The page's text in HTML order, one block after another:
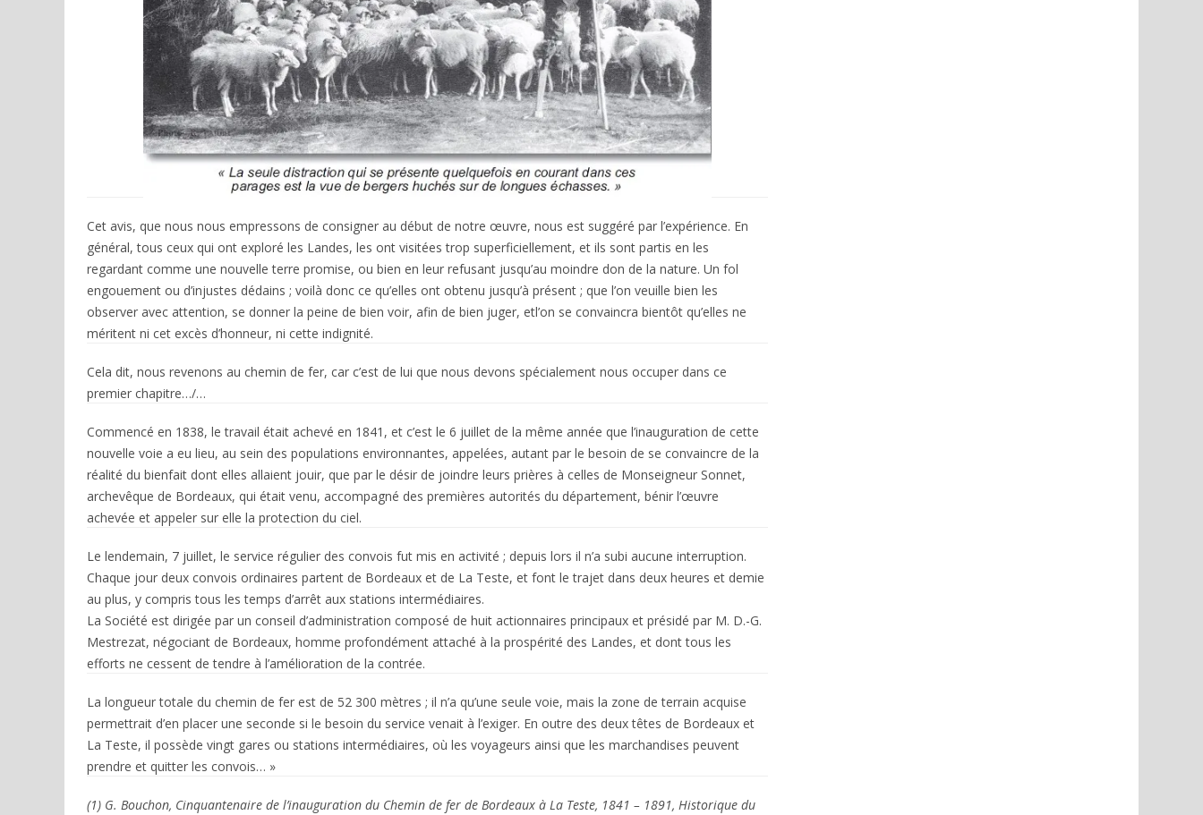
Cet avis, que nous nous empressons de consigner au début de notre œuvre, nous est suggéré par l’expérience. En
général, tous ceux qui ont exploré les Landes, les ont visitées trop superficiellement, et ils sont partis en les
regardant comme une nouvelle terre promise, ou bien en leur refusant jusqu’au moindre don de la nature. Un fol
engouement ou d’injustes dédains ; voilà donc ce qu’elles ont obtenu jusqu’à présent ; que l’on veuille bien les
observer avec attention, se donner la peine de bien voir, afin de bien juger, etl’on se convaincra bientôt qu’elles ne
méritent ni cet excès d’honneur, ni cette indignité.
Cela dit, nous revenons au chemin de fer, car c’est de lui que nous devons spécialement nous occuper dans ce
premier chapitre…/…
Commencé en 1838, le travail était achevé en 1841, et c’est le 6 juillet de la même année que l’inauguration de cette
nouvelle voie a eu lieu, au sein des populations environnantes, appelées, autant par le besoin de se convaincre de la
réalité du bienfait dont elles allaient jouir, que par le désir de joindre leurs prières à celles de Monseigneur Sonnet,
archevêque de Bordeaux, qui était venu, accompagné des premières autorités du département, bénir l’œuvre
achevée et appeler sur elle la protection du ciel.
Le lendemain, 7 juillet, le service régulier des convois fut mis en activité ; depuis lors il n’a subi aucune interruption.
Chaque jour deux convois ordinaires partent de Bordeaux et de La Teste, et font le trajet dans deux heures et demie
au plus, y compris tous les temps d’arrêt aux stations intermédiaires.
La Société est dirigée par un conseil d’administration composé de huit actionnaires principaux et présidé par M. D.-G.
Mestrezat, négociant de Bordeaux, homme profondément attaché à la prospérité des Landes, et dont tous les
efforts ne cessent de tendre à l’amélioration de la contrée.
La longueur totale du chemin de fer est de 52 300 mètres ; il n’a qu’une seule voie, mais la zone de terrain acquise
permettrait d’en placer une seconde si le besoin du service venait à l’exiger. En outre des deux têtes de Bordeaux et
La Teste, il possède vingt gares ou stations intermédiaires, où les voyageurs ainsi que les marchandises peuvent
prendre et quitter les convois… »
(1) G. Bouchon, Cinquantenaire de l’inauguration du Chemin de fer de Bordeaux à La Teste, 1841 – 1891, Historique du